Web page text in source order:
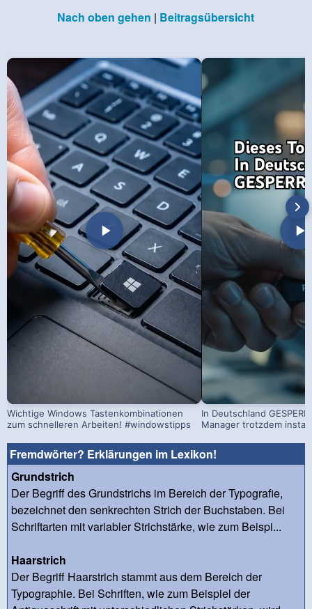
Nach oben gehen | Beitragsübersicht
Wichtige Windows Tastenkombinationen
zum schnelleren Arbeiten! #windowstipps
In Deutschland
Manager trotzdem
Fremdwörter? Erklärungen im Lexikon!
Grundstrich
Der Begriff des Grundstrichs im Bereich der Typografie,
bezeichnet den senkrechten Strich der Buchstaben. Bei
Schriftarten mit variabler Strichstärke, wie zum Beispi...
Haarstrich
Der Begriff Haarstrich stammt aus dem Bereich der
Typographie. Bei Schriften, wie zum Beispiel der